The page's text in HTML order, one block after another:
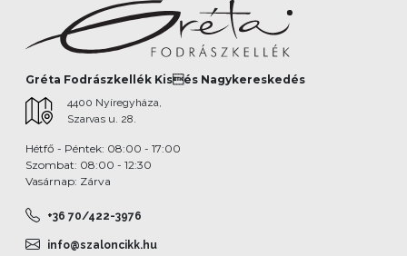
Gréta Fodrászkellék Kisés Nagykereskedés
4400 Nyíregyháza,
Szarvas u. 28.
Hétfő - Péntek: 08:00 - 17:00
Szombat: 08:00 - 12:30
Vasárnap: Zárva
+36 70/422-3976
info@szaloncikk.hu